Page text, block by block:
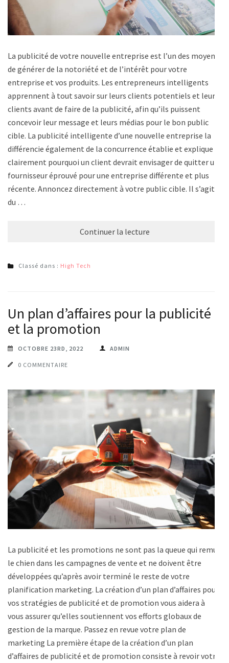
La publicité de votre nouvelle entreprise est l’un des moyens
de générer de la notoriété et de l’intérêt pour votre
entreprise et vos produits. Les entrepreneurs intelligents
apprennent à tout savoir sur leurs clients potentiels et leurs
clients avant de faire de la publicité, afin qu’ils puissent
concevoir leur message et leurs médias pour le bon public
cible. La publicité intelligente d’une nouvelle entreprise la
différencie également de la concurrence établie et explique
clairement pourquoi un client devrait envisager de quitter un
fournisseur éprouvé pour une entreprise différente et plus
récente. Annoncez directement à votre public cible. Il s’agit
du …
Continuer la lecture
Classé dans : High Tech
Un plan d’affaires pour la publicité
et la promotion
OCTOBRE 23RD, 2022 ADMIN
0 COMMENTAIRE
La publicité et les promotions ne sont pas la queue qui remue
le chien dans les campagnes de vente et ne doivent être
développées qu’après avoir terminé le reste de votre
planification marketing. La création d’un plan d’affaires pour
vos stratégies de publicité et de promotion vous aidera à
vous assurer qu’elles soutiennent vos efforts globaux de
gestion de la marque. Passez en revue votre plan de
marketing La première étape de la création d’un plan
d’affaires de publicité et de promotion consiste à revoir votre